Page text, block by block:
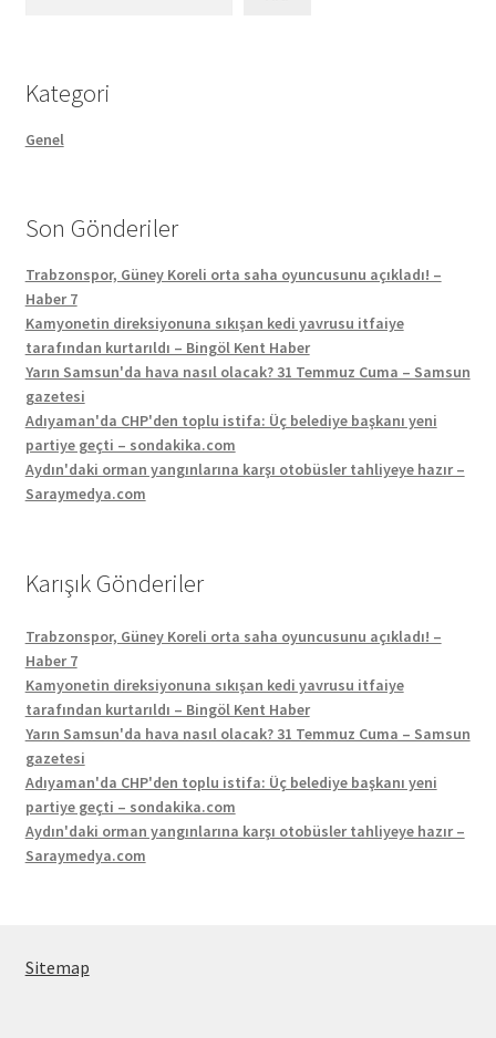
Kategori
Genel
Son Gönderiler
Trabzonspor, Güney Koreli orta saha oyuncusunu açıkladı! –
Haber 7
Kamyonetin direksiyonuna sıkışan kedi yavrusu itfaiye
tarafından kurtarıldı – Bingöl Kent Haber
Yarın Samsun'da hava nasıl olacak? 31 Temmuz Cuma – Samsun
gazetesi
Adıyaman'da CHP'den toplu istifa: Üç belediye başkanı yeni
partiye geçti – sondakika.com
Aydın'daki orman yangınlarına karşı otobüsler tahliyeye hazır –
Saraymedya.com
Karışık Gönderiler
Trabzonspor, Güney Koreli orta saha oyuncusunu açıkladı! –
Haber 7
Kamyonetin direksiyonuna sıkışan kedi yavrusu itfaiye
tarafından kurtarıldı – Bingöl Kent Haber
Yarın Samsun'da hava nasıl olacak? 31 Temmuz Cuma – Samsun
gazetesi
Adıyaman'da CHP'den toplu istifa: Üç belediye başkanı yeni
partiye geçti – sondakika.com
Aydın'daki orman yangınlarına karşı otobüsler tahliyeye hazır –
Saraymedya.com
Sitemap